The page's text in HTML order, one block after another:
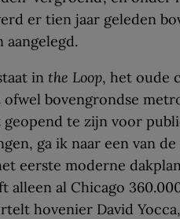
er tien jaar geleden
aangelegd.
in the Loop, het oude
ofwel bovengrondse
te zijn voor
ga ik naar een van
eerste moderne
alleen al Chicago
hovenier David